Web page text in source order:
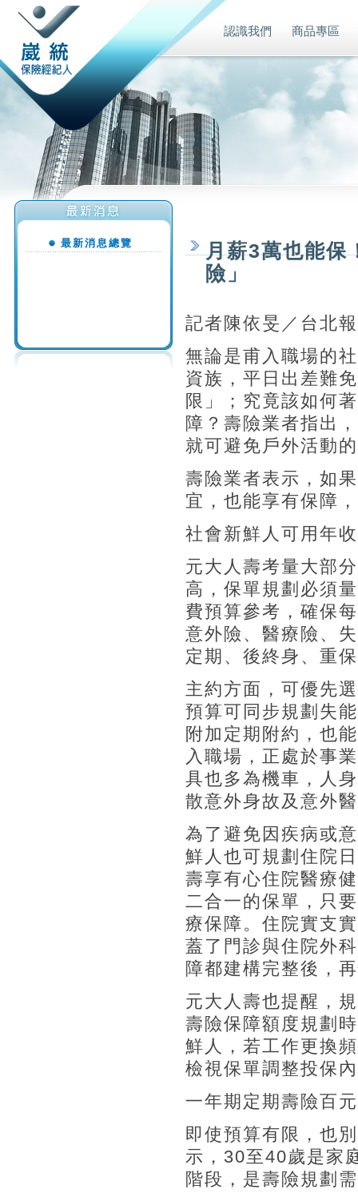
認識我們 商品專區
最新消息總覽
月薪3萬也能
險」
記者陳依旻／台北
無論是甫入職場的
資族，平日出差難
限」；究竟該如何
障？壽險業者指出
就可避免戶外活動
壽險業者表示，如
宜，也能享有保障
社會新鮮人可用年
元大人壽考量大部
高，保單規劃必須
費預算參考，確保
意外險、醫療險、
定期、後終身、重
主約方面，可優先
預算可同步規劃失
附加定期附約，也
入職場，正處於事
具也多為機車，人
散意外身故及意外
為了避免因疾病或
鮮人也可規劃住院
壽享有心住院醫療
二合一的保單，只
療保障。住院實支
蓋了門診與住院外
障都建構完整後，
元大人壽也提醒，
壽險保障額度規劃
鮮人，若工作更換
檢視保單調整投保
一年期定期壽險百
即使預算有限，也
示，30至40歲是家
階段，是壽險規劃